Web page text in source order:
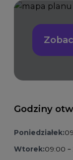
Godziny
Poniedziałek:
Wtorek:09:00 –